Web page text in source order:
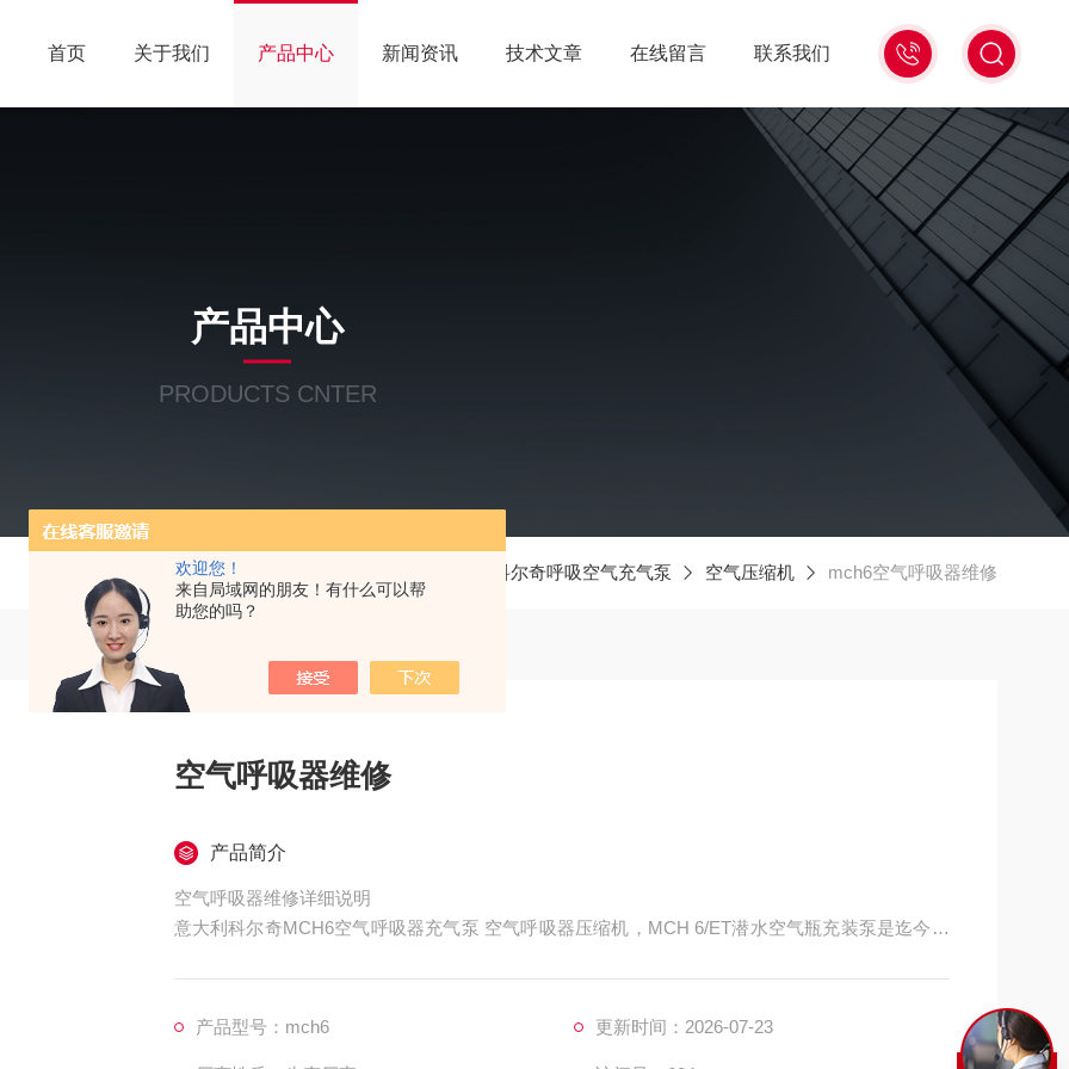
欢迎您！
来自局域网的朋友！有什么可以帮
助您的吗？
15006471345
首页 关于我们 产品中心 新闻资讯 技术文章 在线留言 联系我们
产品中心
PRODUCTS CNTER
当前位置： 科尔奇呼吸空气充气泵 空气压缩机 mch6空气呼吸器维修
空气呼吸器维修
产品简介
空气呼吸器维修详细说明
意大利科尔奇MCH6空气呼吸器充气泵 空气呼吸器压缩机，MCH 6/ET潜水空气瓶充装泵是迄今为
击、 游艇、轮船、消防车）的理想选择，潜水空气瓶充装泵经济的运行费用,简易
产品型号：mch6 更新时间：2026-07-23